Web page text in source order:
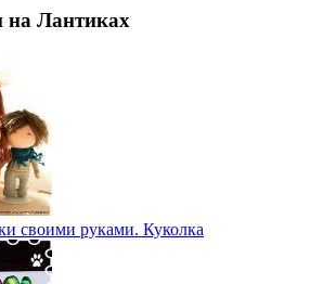
на Лантиках
своими руками. Куколка